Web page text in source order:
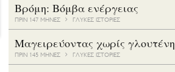
Bρόμη: Βόμβα ενέργειας
ΠΡΙΝ 147 ΜΗΝΕΣ ΓΛΥΚΕΣ ΙΣΤΟΡΙΕΣ
Μαγειρεύοντας χωρίς γλουτένη
ΠΡΙΝ 145 ΜΗΝΕΣ ΓΛΥΚΕΣ ΙΣΤΟΡΙΕΣ